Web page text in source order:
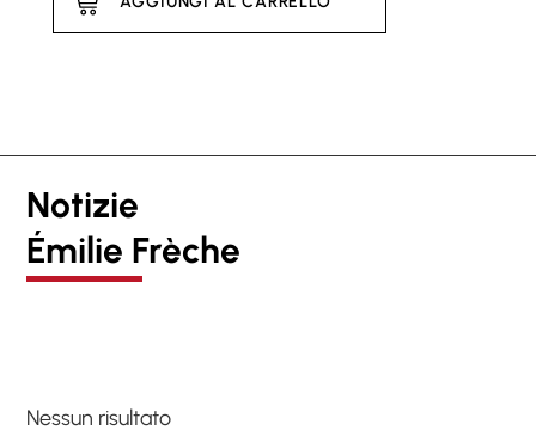
Notizie
Émilie Frèche
Nessun risultato